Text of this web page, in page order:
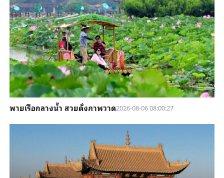
พายเรือกลางน้ำ สวยดั่งภาพวาด2026-08-06 08:00:27